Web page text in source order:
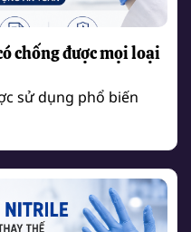
chống được mọi loại
sử dụng phổ biến